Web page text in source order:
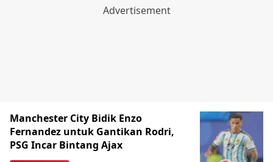
Manchester City Bidik Enzo
Fernandez untuk Gantikan Rodri,
PSG Incar Bintang Ajax